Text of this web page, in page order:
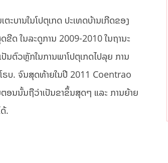
ບານໃນໂປຕຸເກດ ປະເທດບ້ານເກີດຂອງ
ດ ໃນລະດູການ 2009-2010 ໃນຖານະ
ນຕົວຫຼັກໃນການພາໂປຕຸເກດໄປລຸຍ ການ
ບ. ຈົນສຸດທ້າຍໃນປີ 2011 Coentrao
ນນັ້ນຖືວ່າເປັນຂາຂຶ້ນສຸດໆ ແລະ ການຍ້າຍ
.